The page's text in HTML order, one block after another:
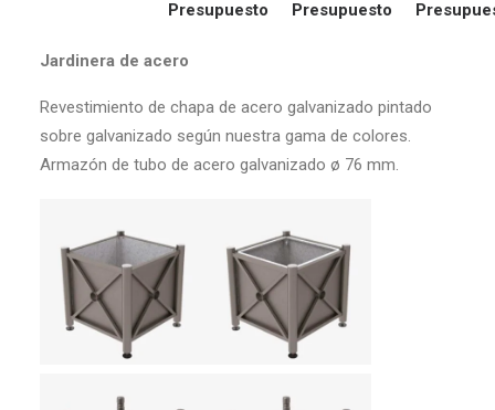
Presupuesto
Presupuesto
Jardinera de acero
Revestimiento de chapa de acero galvanizado pintado
sobre galvanizado según nuestra gama de colores.
Armazón de tubo de acero galvanizado ø 76 mm.